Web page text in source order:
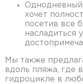
Однодневный
хочет
посетив все
насладиться
Мы также
вдоль пляжа, где
гидроцикле в